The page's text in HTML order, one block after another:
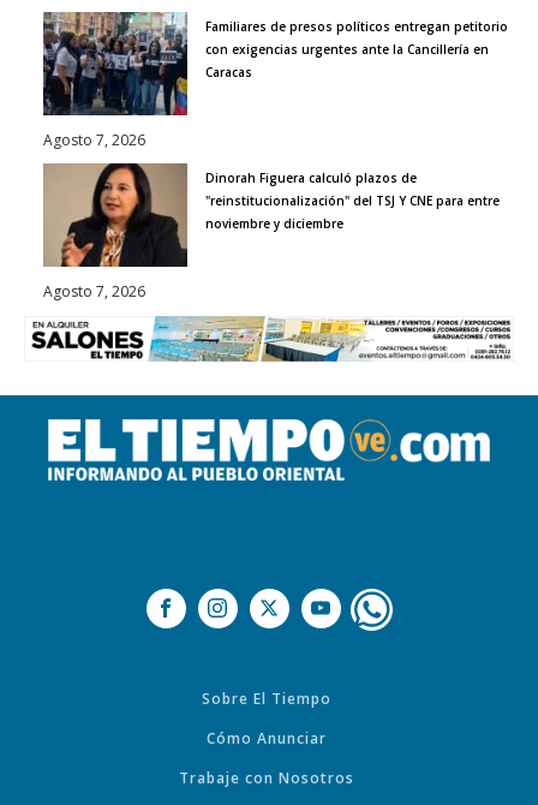
Familiares de presos políticos entregan petitorio
con exigencias urgentes ante la Cancillería en
Caracas
Agosto 7, 2026
Dinorah Figuera calculó plazos de
"reinstitucionalización" del TSJ Y CNE para entre
noviembre y diciembre
Agosto 7, 2026
Sobre El Tiempo
Cómo Anunciar
Trabaje con Nosotros